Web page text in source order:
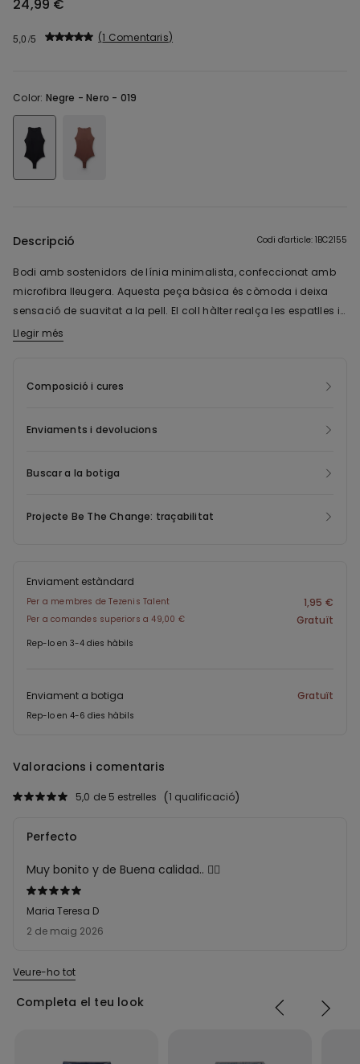
24,99 €
5,0 1 Comentaris
Color: Negre -Nero - 019
Descripció Codi d'article: 1BC2155
Bodi amb sostenidors de línia minimalista, confeccionat amb
microfibra lleugera. Aquesta peça bàsica és còmoda i deixa
sensació de suavitat a la pell. El coll hàlter realça les espatlles i
crea un look modern. Les copes integrades garanteixen
a les que cerquen una peça versàtil, còmoda i amb un disseny
portar com a roba interior o amb vestits ajustats per a un efecte
Llegir més
Composició i cures
Enviaments i devolucions
Buscar a la botiga
Projecte Be The Change: traçabilitat
Enviament estàndard
Per a membres de Tezenis Talent 1,95 €
Per a comandes superiors a 49,00 € Gratuït
Rep-lo en 3-4 dies hàbils
Enviament a botiga Gratuït
Rep-lo en 4-6 dies hàbils
Valoracions i comentaris
1 qualificació
5,0 de 5 estrelles
Qualificació
5
de
2 de maig 2026
Maria Teresa D
Perfecto
Muy bonito y de Buena calidad.. 👌🏻
Veure-ho tot
Completa el teu look